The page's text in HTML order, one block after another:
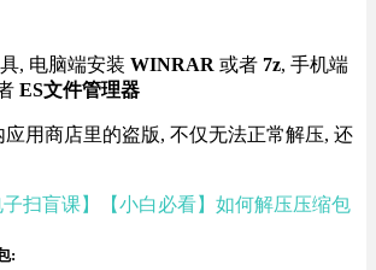
, 电脑端安装 WINRAR 或者 7z, 手机端
ES文件管理器
用商店里的盗版, 不仅无法正常解压, 还
子扫盲课】【小白必看】如何解压压缩包
: